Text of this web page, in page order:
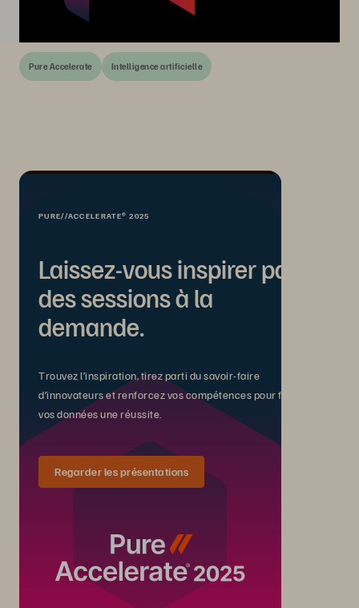
Pure Accelerate Intelligence artificielle
PURE//ACCELERATE® 2025
Laissez-vous inspirer par
des sessions à la
demande.
Trouvez l’inspiration, tirez parti du savoir-faire
d’innovateurs et renforcez vos compétences pour faire de
vos données une réussite.
Regarder les présentations